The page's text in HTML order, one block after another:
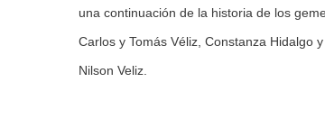
una continuación de la historia de los
Carlos y Tomás Véliz, Constanza Hidalgo
Nilson Veliz.